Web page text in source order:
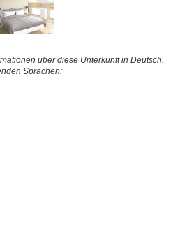
über diese Unterkunft in Deutsch.
Sprachen: